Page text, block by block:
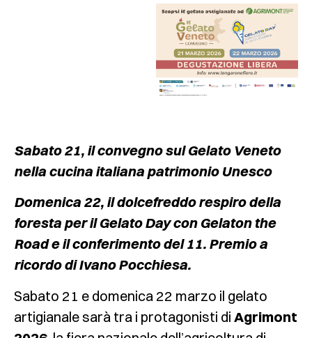
Sabato 21, il convegno sul Gelato Veneto
nella cucina italiana patrimonio Unesco
Domenica 22, il dolcefreddo respiro della
foresta per il Gelato Day con Gelaton the
Road e il conferimento del 11. Premio a
ricordo di Ivano Pocchiesa.
Sabato 21 e domenica 22 marzo il gelato
artigianale sarà tra i protagonisti di Agrimont